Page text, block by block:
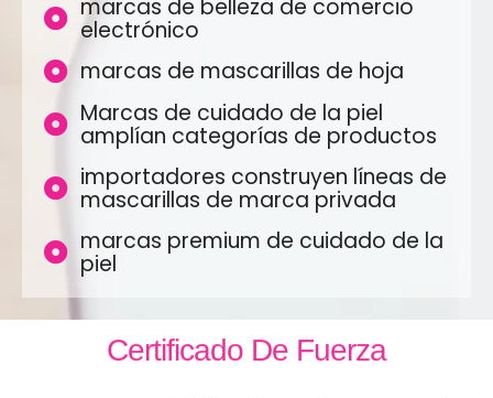
marcas de belleza de comercio
electrónico
marcas de mascarillas de hoja
Marcas de cuidado de la piel
amplían categorías de productos
importadores construyen líneas de
mascarillas de marca privada
marcas premium de cuidado de la
piel
Certificado De Fuerza